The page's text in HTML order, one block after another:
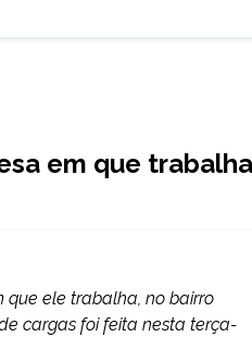
em que trabalha
que ele trabalha, no bairro
cargas foi feita nesta terça-